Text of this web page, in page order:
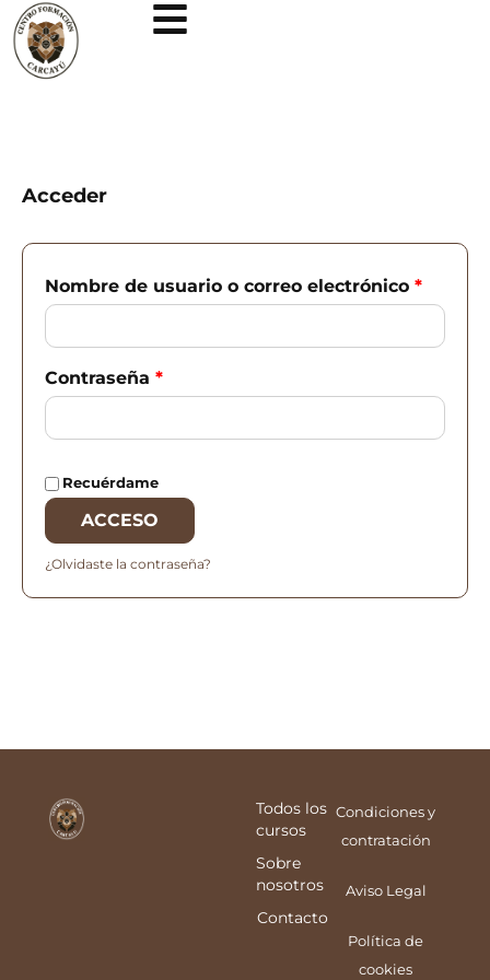
contenido
Acceder
Nombre de usuario o correo electrónico *
Contraseña *
Recuérdame
ACCESO
¿Olvidaste la contraseña?
Todos los
cursos
Sobre
nosotros
Contacto
Condiciones y
contratación
Aviso Legal
Política de
cookies